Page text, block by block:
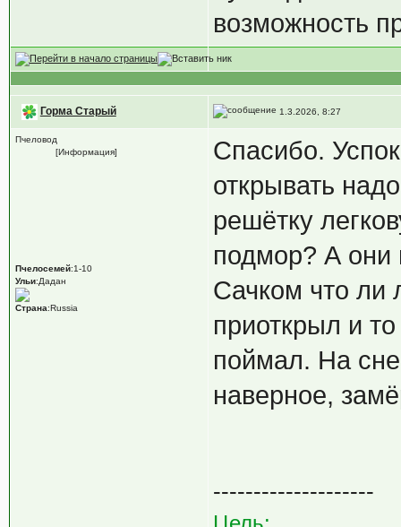
возможность
Горма Старый 1.3.2026, 8:27
Пчеловод
[Информация]
Пчелосемей:1-10
Ульи:Дадан
Страна:Russia
Спасибо.
открывать
решётку
подмор? А они
Сачком что ли
приоткрыл и
поймал. На
наверное,
--------------------